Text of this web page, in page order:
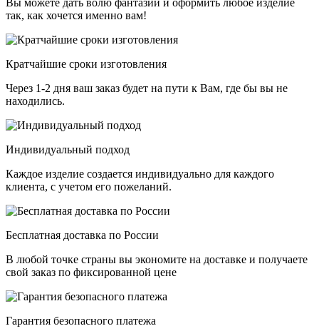
Вы можете дать волю фантазии и оформить любое изделие
так, как хочется именно вам!
Кратчайшие сроки изготовления
Через 1-2 дня ваш заказ будет на пути к Вам, где бы вы не
находились.
Индивидуальный подход
Каждое изделие создается индивидуально для каждого
клиента, с учетом его пожеланий.
Бесплатная доставка по России
В любой точке страны вы экономите на доставке и получаете
свой заказ по фиксированной цене
Гарантия безопасного платежа